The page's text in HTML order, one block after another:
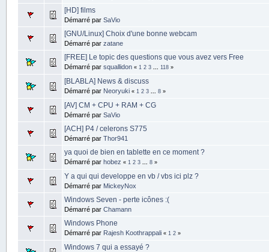
[HD] films
Démarré par SaVio
[GNU/Linux] Choix d'une bonne webcam
Démarré par zatane
[FREE] Le topic des questions que vous avez vers Free
Démarré par squallidon « 1 2 3 118»
[BLABLA] News & discuss
Démarré par Neoryuki « 1 2 3 8»
[AV] CM + CPU + RAM + CG
Démarré par SaVio
[ACH] P4 / celerons S775
Démarré par Thor941
ya quoi de bien en tablette en ce moment ?
Démarré par hobez « 1 2 3 8»
Y a qui qui developpe en vb / vbs ici plz ?
Démarré par MickeyNox
Windows Seven - perte icônes :(
Démarré par Chamann
Windows Phone
Démarré par Rajesh Koothrappali « 1 2»
Windows 7 qui a essayé ?